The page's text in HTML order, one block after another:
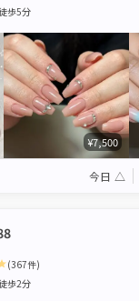
歩5分
¥7,500
今日 △
(367件)
歩2分